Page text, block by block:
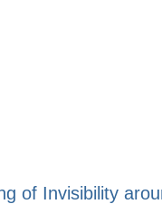
of Invisibility